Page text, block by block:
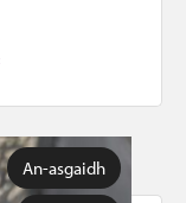
An-asgaidh